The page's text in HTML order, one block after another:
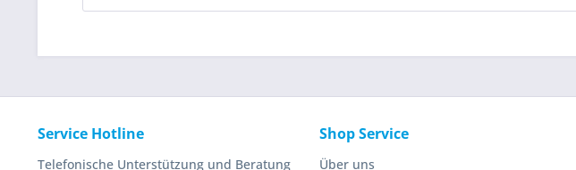
Service Hotline
Telefonische Unterstützung und Beratung
Shop Service
Über uns